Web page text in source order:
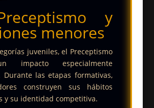
y
menores
juveniles, el Preceptismo
impacto especialmente
Durante las etapas formativas,
construyen sus hábitos
y su identidad competitiva.